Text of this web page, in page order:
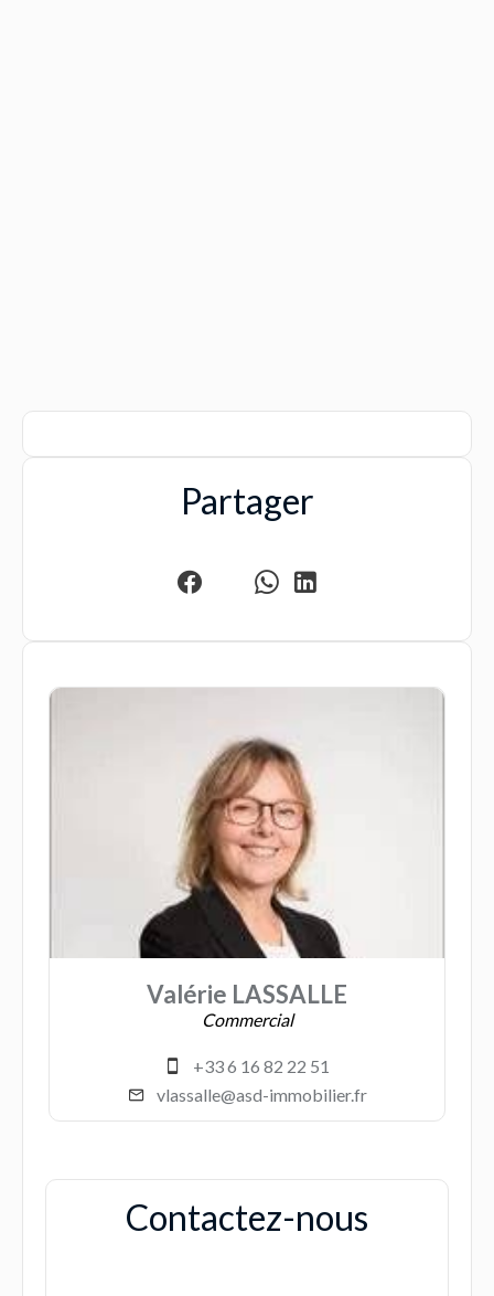
Partager
Valérie LASSALLE
Commercial
+33 6 16 82 22 51
vlassalle@asd-immobilier.fr
Contactez-nous